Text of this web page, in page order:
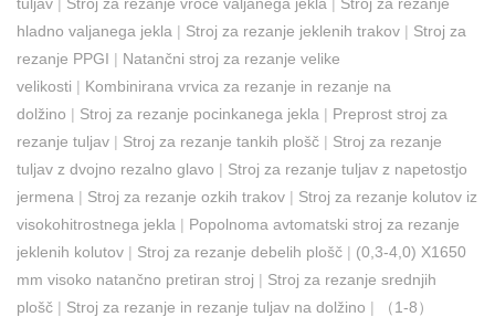
hladno valjanega jekla | Stroj za rezanje jeklenih trakov | Stroj za
rezanje PPGI | Natančni stroj za rezanje velike
velikosti | Kombinirana vrvica za rezanje in rezanje na
dolžino | Stroj za rezanje pocinkanega jekla | Preprost stroj za
rezanje tuljav | Stroj za rezanje tankih plošč | Stroj za rezanje
tuljav z dvojno rezalno glavo | Stroj za rezanje tuljav z napetostjo
jermena | Stroj za rezanje ozkih trakov | Stroj za rezanje kolutov iz
visokohitrostnega jekla | Popolnoma avtomatski stroj za rezanje
jeklenih kolutov | Stroj za rezanje debelih plošč | (0,3-4,0) X1650
mm visoko natančno pretiran stroj | Stroj za rezanje srednjih
plošč | Stroj za rezanje in rezanje tuljav na dolžino |
（1-8）